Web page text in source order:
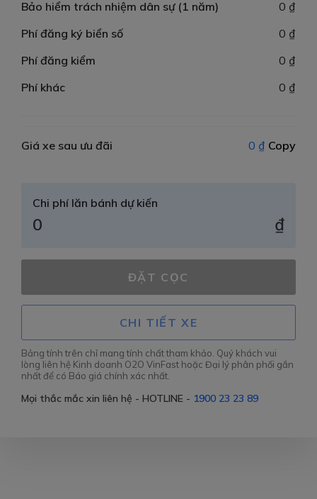
Bảo hiểm trách nhiệm dân sự (1 năm)
0 ₫
Phí đăng ký biển số
0 ₫
Phí đăng kiểm
0 ₫
Phí khác
0 ₫
Giá xe sau ưu đãi 0 ₫ Copy
Chi phí lăn bánh dự kiến
0 ₫
ĐẶT CỌC
CHI TIẾT XE
Bảng tính trên chỉ mang tính chất tham khảo. Quý khách vui
lòng liên hệ Kinh doanh O2O VinFast hoặc Đại lý phân phối gần
nhất để có Báo giá chính xác nhất.
Mọi thắc mắc xin liên hệ - HOTLINE - 1900 23 23 89